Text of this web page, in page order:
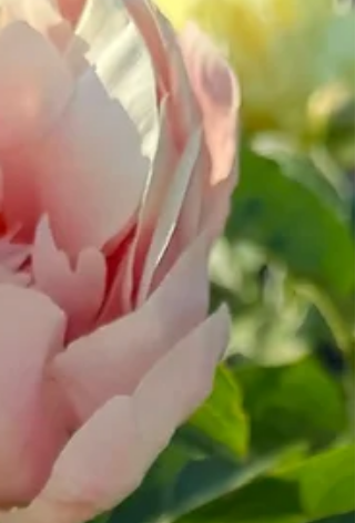
лікування теж різне. Розберемо кожну окремо: